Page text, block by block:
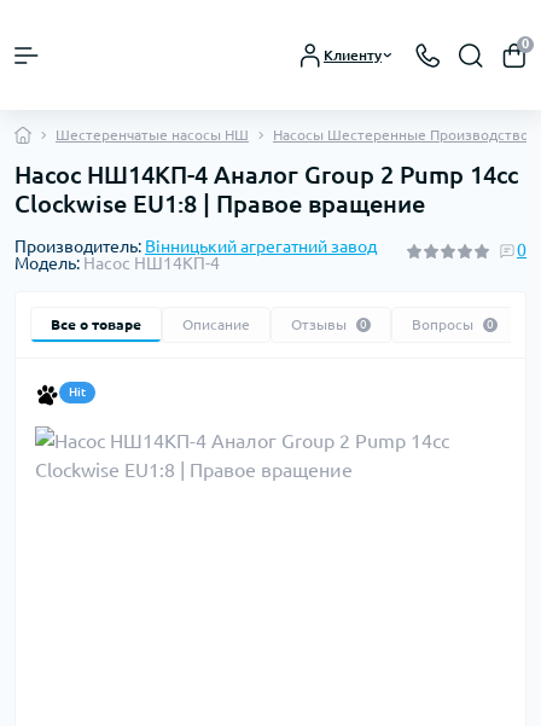
Клиенту
0
Шестеренчатые насосы НШ Насосы Шестеренные Производство
Насос НШ14КП-4 Аналог Group 2 Pump 14cc
Clockwise EU1:8 | Правое вращение
Производитель: Вінницький агрегатний завод
Модель: Насос НШ14КП-4
0
Все о товаре Описание Отзывы 0 Вопросы 0
Hit